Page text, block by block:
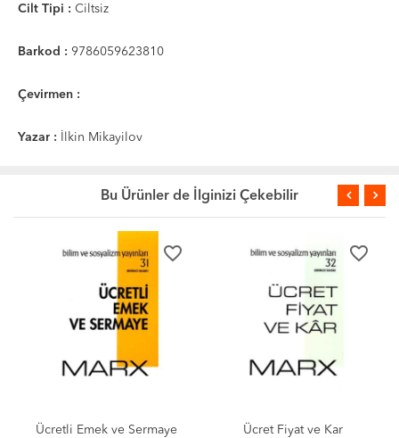
Cilt Tipi : Ciltsiz
Barkod : 9786059623810
Çevirmen :
Yazar : İlkin Mikayilov
Bu Ürünler de İlginizi Çekebilir
favorite_border
Ücretli Emek ve Sermaye
favorite_border
Ücret Fiyat ve Kar